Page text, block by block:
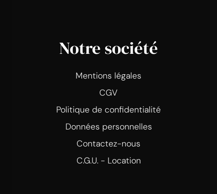
Notre société
Mentions légales
CGV
Politique de confidentialité
Données personnelles
Contactez-nous
C.G.U. - Location